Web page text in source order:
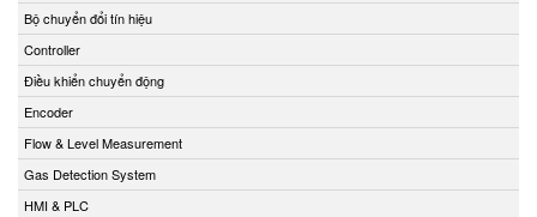
Bộ chuyển đổi tín hiệu
Controller
Điều khiển chuyển động
Encoder
Flow & Level Measurement
Gas Detection System
HMI & PLC